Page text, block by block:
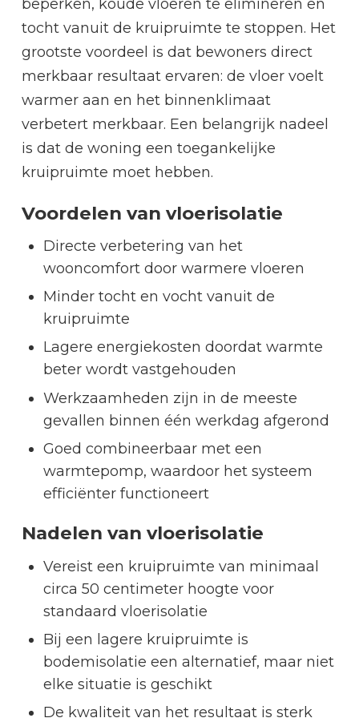
beperken, koude vloeren te elimineren en
tocht vanuit de kruipruimte te stoppen. Het
grootste voordeel is dat bewoners direct
merkbaar resultaat ervaren: de vloer voelt
warmer aan en het binnenklimaat
verbetert merkbaar. Een belangrijk nadeel
is dat de woning een toegankelijke
kruipruimte moet hebben.
Voordelen van vloerisolatie
Directe verbetering van het
wooncomfort door warmere vloeren
Minder tocht en vocht vanuit de
kruipruimte
Lagere energiekosten doordat warmte
beter wordt vastgehouden
Werkzaamheden zijn in de meeste
gevallen binnen één werkdag afgerond
Goed combineerbaar met een
warmtepomp, waardoor het systeem
efficiënter functioneert
Nadelen van vloerisolatie
Vereist een kruipruimte van minimaal
circa 50 centimeter hoogte voor
standaard vloerisolatie
Bij een lagere kruipruimte is
bodemisolatie een alternatief, maar niet
elke situatie is geschikt
De kwaliteit van het resultaat is sterk